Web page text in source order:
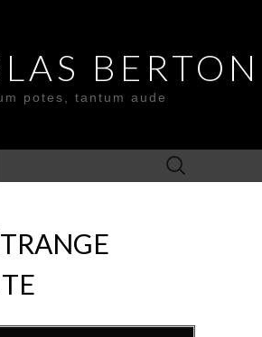
BERTON
potes, tantum aude
Search
for: